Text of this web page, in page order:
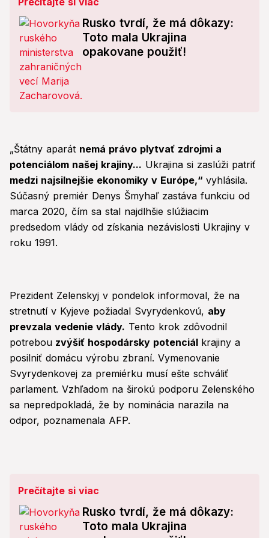
Rusko tvrdí, že má dôkazy:
Toto mala Ukrajina
opakovane použiť!
„Štátny aparát nemá právo plytvať zdrojmi a
potenciálom našej krajiny... Ukrajina si zaslúži patriť
medzi najsilnejšie ekonomiky v Európe,“ vyhlásila.
Súčasný premiér Denys Šmyhaľ zastáva funkciu od
marca 2020, čím sa stal najdlhšie slúžiacim
predsedom vlády od získania nezávislosti Ukrajiny v
roku 1991.
Prezident Zelenskyj v pondelok informoval, že na
stretnutí v Kyjeve požiadal Svyrydenkovú, aby
prevzala vedenie vlády. Tento krok zdôvodnil
potrebou zvýšiť hospodársky potenciál krajiny a
posilniť domácu výrobu zbraní. Vymenovanie
Svyrydenkovej za premiérku musí ešte schváliť
parlament. Vzhľadom na širokú podporu Zelenského
sa nepredpokladá, že by nominácia narazila na
odpor, poznamenala AFP.
Prečítajte si viac
Rusko tvrdí, že má dôkazy:
Toto mala Ukrajina